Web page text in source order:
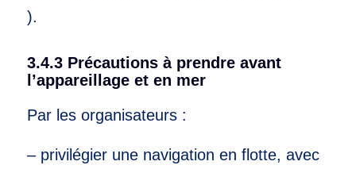
).
3.4.3 Précautions à prendre avant
l’appareillage et en mer
Par les organisateurs :
– privilégier une navigation en flotte, avec